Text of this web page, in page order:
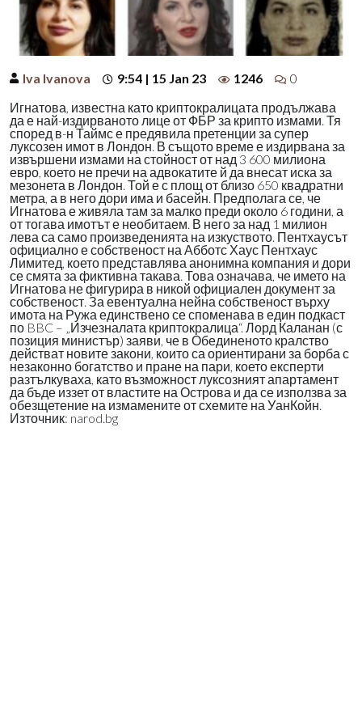
Iva Ivanova 9:54 | 15 Jan 23 1246
0
Игнатова, известна като криптокралицата продължава
да е най-издирваното лице от ФБР за крипто измами. Тя
според в-н Таймс е предявила претенции за супер
луксозен имот в Лондон. В същото време е издирвана за
извършени измами на стойност от над 3 600 милиона
евро, което не пречи на адвокатите й да внесат иска за
мезонета в Лондон. Той е с площ от близо 650 квадратни
метра, а в него дори има и басейн. Предполага се, че
Игнатова е живяла там за малко преди около 6 години, а
от тогава имотът е необитаем. В него за над 1 милион
лева са само произведенията на изкуството. Пентхаусът
официално е собственост на Абботс Хаус Пентхаус
Лимитед, което представлява анонимна компания и дори
се смята за фиктивна такава. Това означава, че името на
Игнатова не фигурира в никой официален документ за
собственост. За евентуална нейна собственост върху
имота на Ружа единствено се споменава в един подкаст
по BBC – „Изчезналата криптокралица“. Лорд Каланан (с
позиция министър) заяви, че в Обединеното кралство
действат новите закони, които са ориентирани за борба с
незаконно богатство и пране на пари, което експерти
разтълкуваха, като възможност луксозният апартамент
да бъде иззет от властите на Острова и да се използва за
обезщетение на измамените от схемите на УанКойн.
Източник: narod.bg